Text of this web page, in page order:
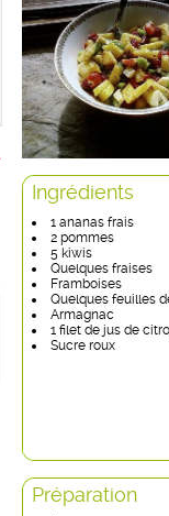
Ingrédients
1 ananas frais
2 pommes
5 kiwis
Quelques fraises
Framboises
Quelques feuilles
Armagnac
1 filet de jus de
Sucre roux
Préparation